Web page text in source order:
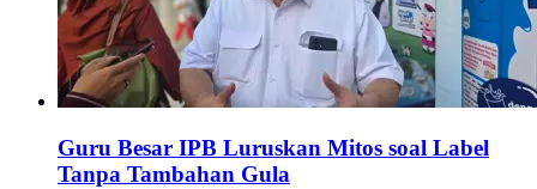
Guru Besar IPB Luruskan Mitos soal Label
Tanpa Tambahan Gula